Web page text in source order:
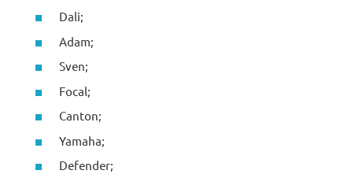
Dali;
Adam;
Sven;
Focal;
Canton;
Yamaha;
Defender;